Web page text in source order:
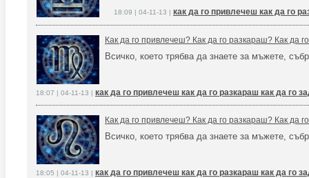
18:09 | 04-11-13 | как да го привлечеш как да го
Как да го привлечеш? Как да го разкараш? Как да
Всичко, което трябва да знаете за мъжете,
18:07 | 04-11-13 | как да го привлечеш как да го разкараш как да го
Как да го привлечеш? Как да го разкараш? Как да
Всичко, което трябва да знаете за мъжете,
18:05 | 04-11-13 | как да го привлечеш как да го разкараш как да го